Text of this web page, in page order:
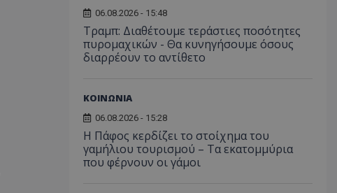
06.08.2026 - 15:48
Τραμπ: Διαθέτουμε τεράστιες ποσότητες
πυρομαχικών - Θα κυνηγήσουμε όσους
διαρρέουν το αντίθετο
ΚΟΙΝΩΝΙΑ
06.08.2026 - 15:28
Η Πάφος κερδίζει το στοίχημα του
γαμήλιου τουρισμού – Τα εκατομμύρια
που φέρνουν οι γάμοι